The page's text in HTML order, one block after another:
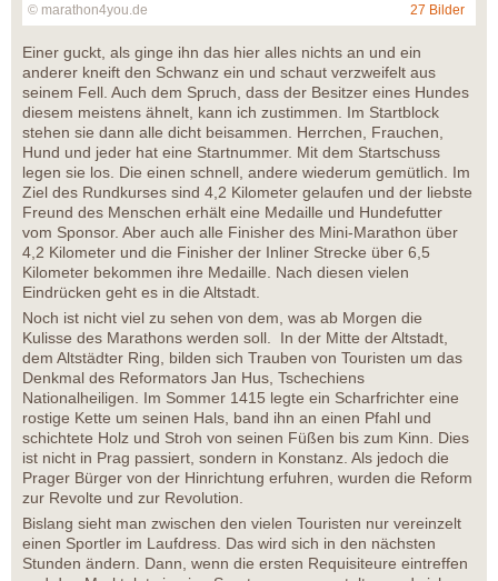
© marathon4you.de 27 Bilder
Einer guckt, als ginge ihn das hier alles nichts an und ein
anderer kneift den Schwanz ein und schaut verzweifelt aus
seinem Fell. Auch dem Spruch, dass der Besitzer eines Hundes
diesem meistens ähnelt, kann ich zustimmen. Im Startblock
stehen sie dann alle dicht beisammen. Herrchen, Frauchen,
Hund und jeder hat eine Startnummer. Mit dem Startschuss
legen sie los. Die einen schnell, andere wiederum gemütlich. Im
Ziel des Rundkurses sind 4,2 Kilometer gelaufen und der liebste
Freund des Menschen erhält eine Medaille und Hundefutter
vom Sponsor. Aber auch alle Finisher des Mini-Marathon über
4,2 Kilometer und die Finisher der Inliner Strecke über 6,5
Kilometer bekommen ihre Medaille. Nach diesen vielen
Eindrücken geht es in die Altstadt.
Noch ist nicht viel zu sehen von dem, was ab Morgen die
Kulisse des Marathons werden soll. In der Mitte der Altstadt,
dem Altstädter Ring, bilden sich Trauben von Touristen um das
Denkmal des Reformators Jan Hus, Tschechiens
Nationalheiligen. Im Sommer 1415 legte ein Scharfrichter eine
rostige Kette um seinen Hals, band ihn an einen Pfahl und
schichtete Holz und Stroh von seinen Füßen bis zum Kinn. Dies
ist nicht in Prag passiert, sondern in Konstanz. Als jedoch die
Prager Bürger von der Hinrichtung erfuhren, wurden die Reform
zur Revolte und zur Revolution.
Bislang sieht man zwischen den vielen Touristen nur vereinzelt
einen Sportler im Laufdress. Das wird sich in den nächsten
Stunden ändern. Dann, wenn die ersten Requisiteure eintreffen